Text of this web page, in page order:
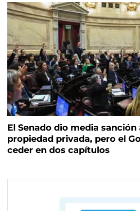
El Senado dio media sanción
propiedad privada, pero el
ceder en dos capítulos